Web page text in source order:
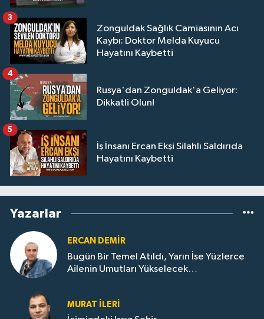
Zonguldak Sağlık Camiasının Acı
Kaybı: Doktor Melda Kuyucu
Hayatını Kaybetti
3
Rusya'dan Zonguldak'a Geliyor:
Dikkatli Olun!
4
İş İnsanı Ercan Ekşi Silahlı Saldırıda
Hayatını Kaybetti
5
Yazarlar
ERCAN DEMIR
Bugün Bir Temel Atıldı, Yarın İse Yüzlerce
Ailenin Umutları Yükselecek…
MURAT İLERI